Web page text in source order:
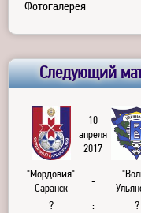
Фотогалерея
Следующий
10
апреля
2017
"Мордовия"
Саранск
-
?
: ?